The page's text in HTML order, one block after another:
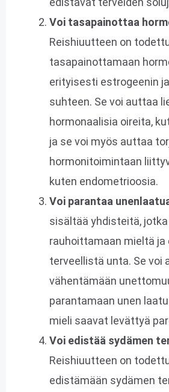
Voi tasapainottaa
Reishiuutteen on
tasapainottamaan
erityisesti estrogeenin
suhteen. Se voi auttaa
hormonaalisia oireita,
ja se voi myös auttaa
hormonitoimintaan
kuten endometrioosia.
Voi parantaa
sisältää yhdisteitä,
rauhoittamaan mieltä ja
terveellistä unta. Se voi
vähentämään
parantamaan unen
mieli saavat levättyä
Voi edistää sydämen
Reishiuutteen on
edistämään sydämen